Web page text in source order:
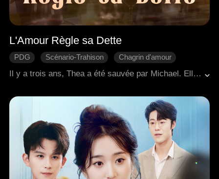
L'Amour Règle sa Dette
PDG Scénario-Trahison
Chagrin d'amour
Romance moderne
Il y a trois ans, Thea a été sauvée par Michael. Elle a travaillé pour le soutenir, a économisé pour son opération chirurgicale et est tombée amoureuse. Ignorante du fait que cela n'était qu'un pari perdu de sa part, Michael a profité d'une fille pauvre en la faisant subvenir à ses besoins. Lorsque la vérité a éclaté, Thea a mis fin à leur relation. Déchiré entre sa fierté et son désir, Michael l'a harcelée pour qu'elle revienne. Le frère adoptif de Thea, Josh, se souciait sincèrement d'elle, ce qui a suscité la jalousie de Michael. La fiancée de Michael, consumée par l'envie, a organisé un accident de voiture pour tuer Thea. Les deux hommes sont venus à son secours, mais Josh avait besoin d'une transplantation cardiaque pour survivre. Thea a juré de mourir avec Josh s'il ne s'en sortait pas. Réalisant qu'il l'avait perdue pour toujours, Michael a donné son propre cœur pour sauver Josh, lui permettant de rester avec Thea pour la vie.